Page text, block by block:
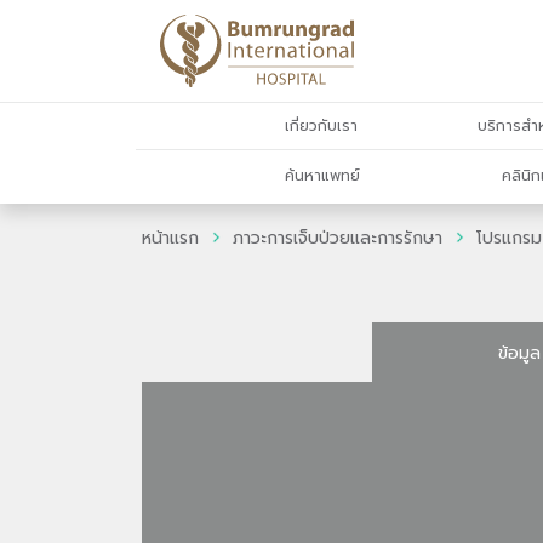
เกี่ยวกับเรา บริการส
ค้นหาแพทย์ คลินิก
หน้าแรก ภาวะการเจ็บป่วยและการรักษา โปรแกร
ข้อมูล